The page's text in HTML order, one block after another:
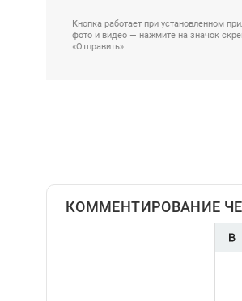
Кнопка работает при установленном
фото и видео — нажмите на значок
«Отправить».
КОММЕНТИРОВАНИЕ